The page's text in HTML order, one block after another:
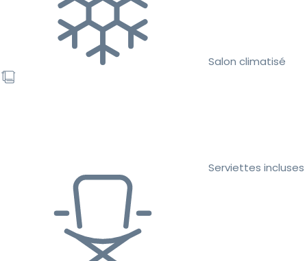
Salon climatisé
Serviettes incluses